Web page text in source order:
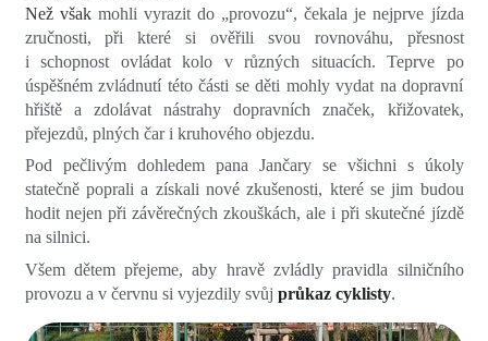
Než však mohli vyrazit do „provozu“, čekala je nejprve jízda
zručnosti, při které si ověřili svou rovnováhu, přesnost
i schopnost ovládat kolo v různých situacích. Teprve po
úspěšném zvládnutí této části se děti mohly vydat na dopravní
hřiště a zdolávat nástrahy dopravních značek, křižovatek,
přejezdů, plných čar i kruhového objezdu.
Pod pečlivým dohledem pana Jančary se všichni s úkoly
statečně poprali a získali nové zkušenosti, které se jim budou
hodit nejen při závěrečných zkouškách, ale i při skutečné jízdě
na silnici.
Všem dětem přejeme, aby hravě zvládly pravidla silničního
provozu a v červnu si vyjezdily svůj průkaz cyklisty.